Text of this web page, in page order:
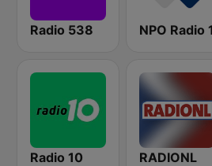
Radio 538 NPO Radio 1
Radio 10 RADIONL